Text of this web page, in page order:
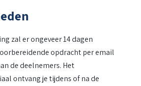
zal er ongeveer 14 dagen
opdracht per email
de deelnemers. Het
ontvang je tijdens of na de